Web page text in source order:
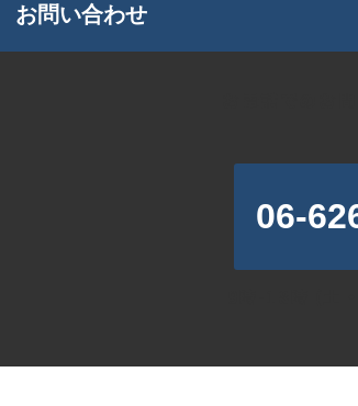
お問い合わせ
06-